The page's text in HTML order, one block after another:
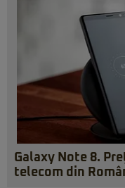
Galaxy Note 8.
telecom din